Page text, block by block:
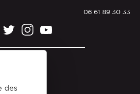
06 61 89 30 33
des